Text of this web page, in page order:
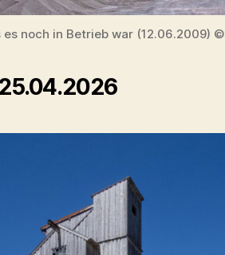
es noch in Betrieb war (12.06.2009)